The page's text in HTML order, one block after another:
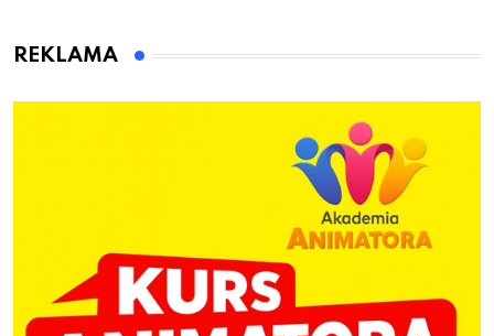
dzieci
REKLAMA